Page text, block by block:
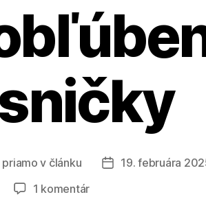
v článku
Dátum
19. februára
1 komentárna